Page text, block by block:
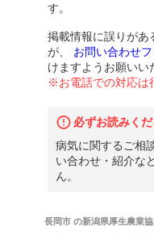
す。
掲載情報に誤りがあ
が、
お問い合わせ
けますようお願いい
※お電話での対応は
必ずお読みく
病気に関するご相
い合わせ・紹介な
ん。
長岡市の新潟県厚生農業